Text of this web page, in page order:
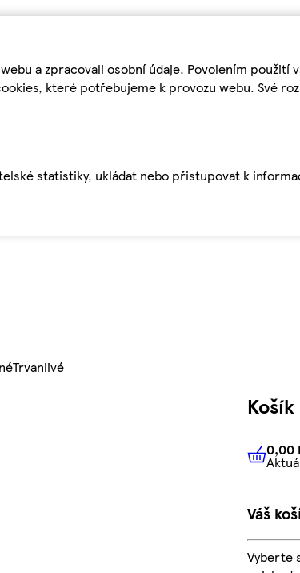
a zpracovali osobní údaje. Povolením použití
které potřebujeme k provozu webu. Své
statistiky, ukládat nebo přistupovat k
Trvanlivé
Košík
0,00
Váš
Vyberte